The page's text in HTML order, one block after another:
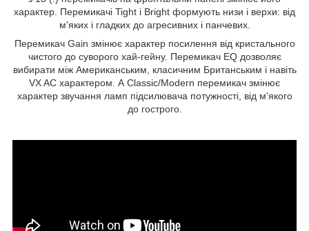
характер. Перемикачі Tight і Bright формують низи і верхи: від
м'яких і гладких до агресивних і панчевих.
Перемикач Gain змінює характер посилення від кристального
чистого до суворого хай-гейну. Перемикач EQ дозволяє
вибирати між Американським, класичним Британським і навіть
VX AC характером. А Classic/Modern перемикач змінює
характер звучання ламп підсилювача потужності, від м'якого
до гострого.